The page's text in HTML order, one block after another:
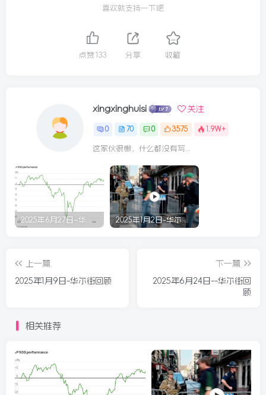
喜欢就支持一下吧
点赞 133 分享 收藏
xingxinghuisi 关注
0 70 0 3575 1.9W+
这家伙很懒，什么都没有写...
2025年6月27日–华尔街回顾 2025年1月2日-华尔街回顾
上一篇
2025年1月9日-华尔街回顾
下一篇
2025年6月24日--华尔街回
顾
相关推荐